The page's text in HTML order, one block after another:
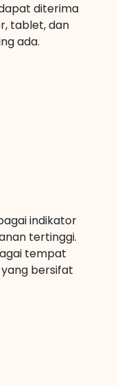
diterima
tablet, dan
ada.
indikator
tertinggi.
tempat
bersifat